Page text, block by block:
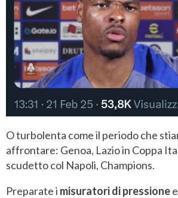
O turbolenta come il periodo che
affrontare: Genoa, Lazio in Coppa
scudetto col Napoli, Champions.
Preparate i misuratori di pressione